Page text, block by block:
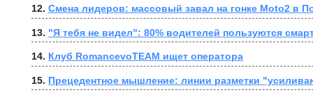
12. Смена лидеров: массовый завал на гонке Moto2 в
13. "Я тебя не видел": 80% водителей пользуются
14. Клуб RomancevoTEAM ищет оператора
15. Прецедентное мышление: линии разметки